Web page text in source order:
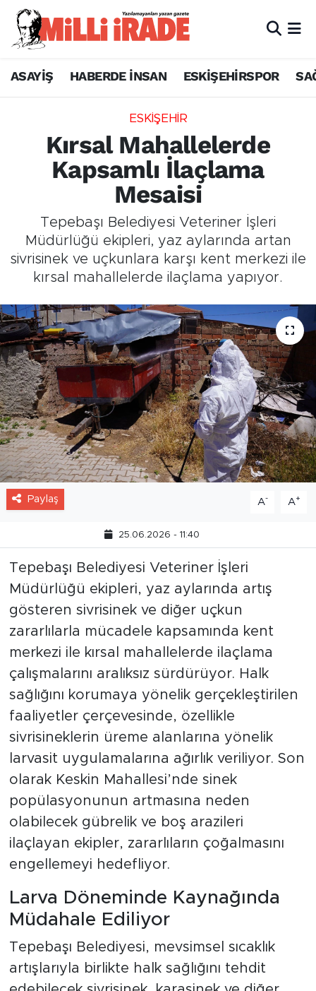
ASAYİŞ HABERDE İNSAN ESKİŞEHİRSPOR
ESKİŞEHİR
Kırsal Mahallelerde
Kapsamlı İlaçlama
Mesaisi
Tepebaşı Belediyesi Veteriner İşleri
Müdürlüğü ekipleri, yaz aylarında artan
sivrisinek ve uçkunlara karşı kent merkezi ile
kırsal mahallelerde ilaçlama yapıyor.
Paylaş A- A+
25.06.2026 - 11:40
Tepebaşı Belediyesi Veteriner İşleri
Müdürlüğü ekipleri, yaz aylarında artış
gösteren sivrisinek ve diğer uçkun
zararlılarla mücadele kapsamında kent
merkezi ile kırsal mahallelerde ilaçlama
çalışmalarını aralıksız sürdürüyor. Halk
sağlığını korumaya yönelik gerçekleştirilen
faaliyetler çerçevesinde, özellikle
sivrisineklerin üreme alanlarına yönelik
larvasit uygulamalarına ağırlık veriliyor. Son
olarak Keskin Mahallesi’nde sinek
popülasyonunun artmasına neden
olabilecek gübrelik ve boş arazileri
ilaçlayan ekipler, zararlıların çoğalmasını
engellemeyi hedefliyor.
Larva Döneminde Kaynağında
Müdahale Ediliyor
Tepebaşı Belediyesi, mevsimsel sıcaklık
artışlarıyla birlikte halk sağlığını tehdit